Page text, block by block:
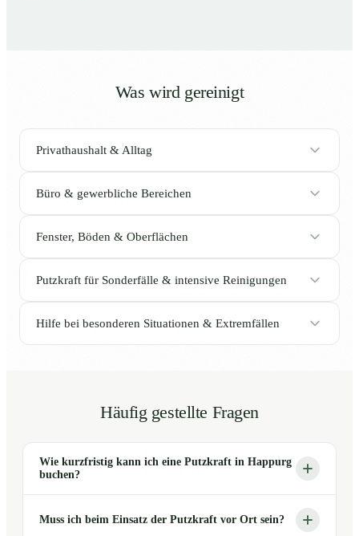
Was wird gereinigt
Privathaushalt & Alltag
Büro & gewerbliche Bereichen
Fenster, Böden & Oberflächen
Putzkraft für Sonderfälle & intensive Reinigungen
Hilfe bei besonderen Situationen & Extremfällen
Häufig gestellte Fragen
Wie kurzfristig kann ich eine Putzkraft in Happurg
buchen?
Muss ich beim Einsatz der Putzkraft vor Ort sein?